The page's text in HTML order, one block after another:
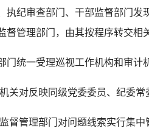
纪审查部门、干部监督部门发
督管理部门，由其按程序转交相
统一受理巡视工作机构和审计
对反映同级党委委员、纪委常
管理部门对问题线索实行集中